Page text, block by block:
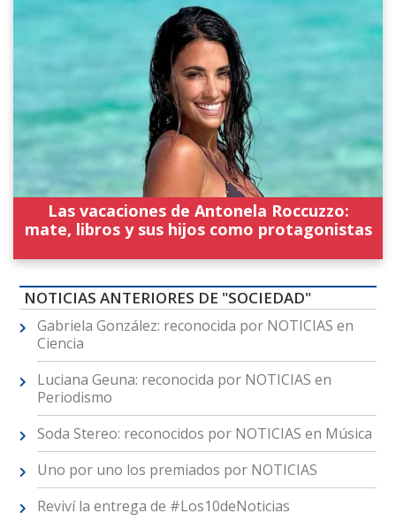
Las vacaciones de Antonela Roccuzzo:
mate, libros y sus hijos como protagonistas
NOTICIAS ANTERIORES DE "SOCIEDAD"
Gabriela González: reconocida por NOTICIAS en
Ciencia
Luciana Geuna: reconocida por NOTICIAS en
Periodismo
Soda Stereo: reconocidos por NOTICIAS en Música
Uno por uno los premiados por NOTICIAS
Reviví la entrega de #Los10deNoticias